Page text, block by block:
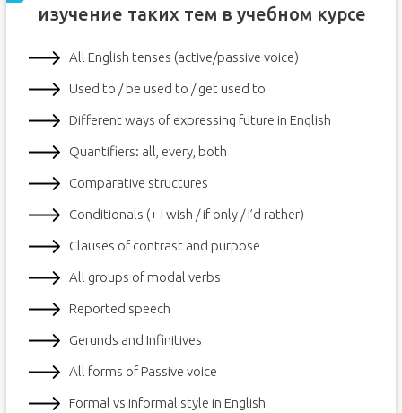
изучение таких тем в учебном курсе
All English tenses (active/passive voice)
Used to / be used to / get used to
Different ways of expressing future in English
Quantifiers: all, every, both
Comparative structures
Conditionals (+ I wish / if only / I’d rather)
Clauses of contrast and purpose
All groups of modal verbs
Reported speech
Gerunds and Infinitives
All forms of Passive voice
Formal vs informal style in English